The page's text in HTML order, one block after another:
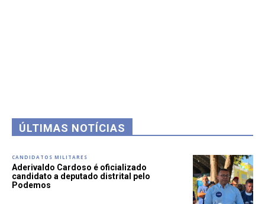
ÚLTIMAS NOTÍCIAS
CANDIDATOS MILITARES
Aderivaldo Cardoso é oficializado
candidato a deputado distrital pelo
Podemos